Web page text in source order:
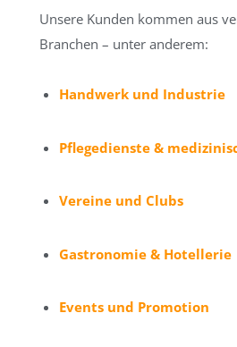
Unsere Kunden kommen aus
Branchen – unter anderem:
Handwerk und Industrie
Pflegedienste &
Vereine und Clubs
Gastronomie & Hotellerie
Events und Promotion